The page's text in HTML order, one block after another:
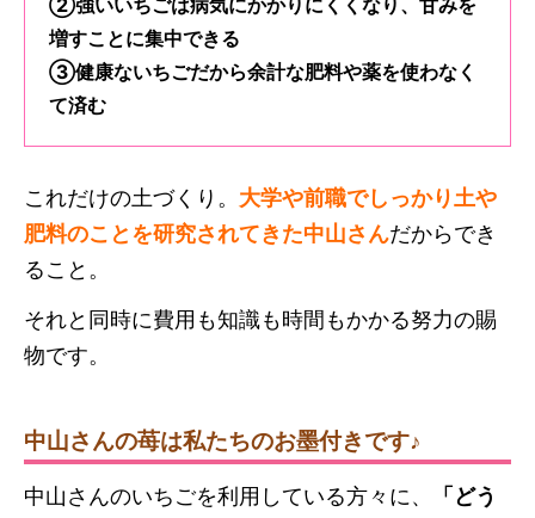
②強いいちごは病気にかかりにくくなり、甘みを
増すことに集中できる
③健康ないちごだから余計な肥料や薬を使わなく
て済む
これだけの土づくり。 大学や前職でしっかり土や
肥料のことを研究されてきた中山さんだからでき
ること。
それと同時に費用も知識も時間もかかる努力の賜
物です。
中山さんの苺は私たちのお墨付きです♪
中山さんのいちごを利用している方々に、
「どう